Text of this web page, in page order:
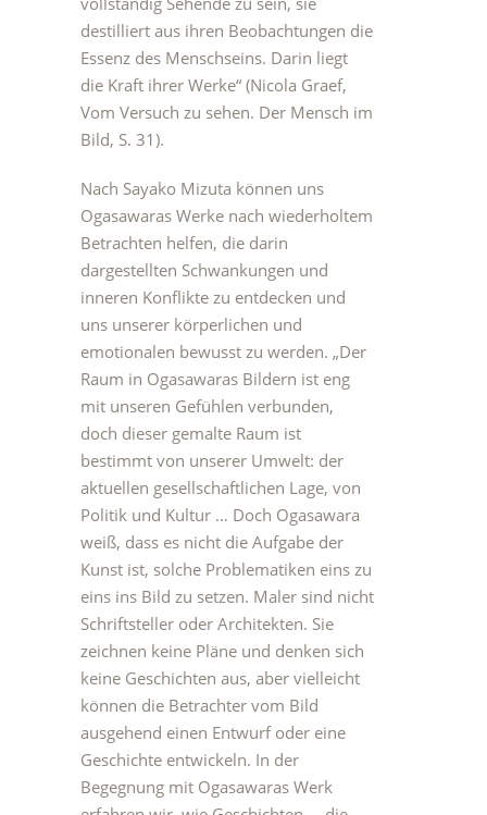
destilliert aus ihren Beobachtungen die
Essenz des Menschseins. Darin liegt
die Kraft ihrer Werke“ (Nicola Graef,
Vom Versuch zu sehen. Der Mensch im
Bild, S. 31).
Nach Sayako Mizuta können uns
Ogasawaras Werke nach wiederholtem
Betrachten helfen, die darin
dargestellten Schwankungen und
inneren Konflikte zu entdecken und
uns unserer körperlichen und
emotionalen bewusst zu werden. „Der
Raum in Ogasawaras Bildern ist eng
mit unseren Gefühlen verbunden,
doch dieser gemalte Raum ist
bestimmt von unserer Umwelt: der
aktuellen gesellschaftlichen Lage, von
Politik und Kultur … Doch Ogasawara
weiß, dass es nicht die Aufgabe der
Kunst ist, solche Problematiken eins zu
eins ins Bild zu setzen. Maler sind nicht
Schriftsteller oder Architekten. Sie
zeichnen keine Pläne und denken sich
keine Geschichten aus, aber vielleicht
können die Betrachter vom Bild
ausgehend einen Entwurf oder eine
Geschichte entwickeln. In der
Begegnung mit Ogasawaras Werk